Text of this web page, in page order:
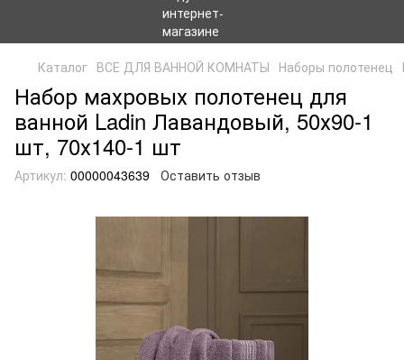
Каталог ВСЕ ДЛЯ ВАННОЙ КОМНАТЫ Наборы полотенец
Набор махровых полотенец для
ванной Ladin Лавандовый, 50х90-1
шт, 70х140-1 шт
Артикул: 00000043639 Оставить отзыв